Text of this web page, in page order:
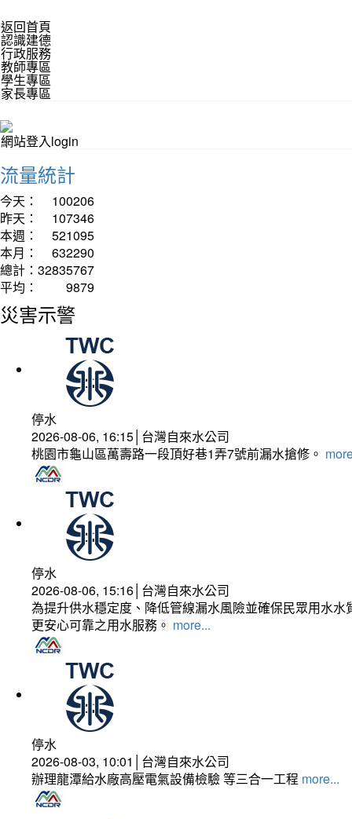
返回首頁
認識建德
行政服務
教師專區
學生專區
家長專區
網站登入login
流量統計
今天：
100206
昨天：
107346
本週：
521095
本月：
632290
總計： 32835767
平均：
9879
災害示警
停水
2026-08-06, 16:15│台灣自來水公司
桃園市龜山區萬壽路一段頂好巷1弄7號前漏水搶修。
停水
2026-08-06, 15:16│台灣自來水公司
為提升供水穩定度、降低管線漏水風險並確保民眾用水
更安心可靠之用水服務。 more...
停水
2026-08-03, 10:01│台灣自來水公司
辦理龍潭給水廠高壓電氣設備檢驗 等三合一工程 more...